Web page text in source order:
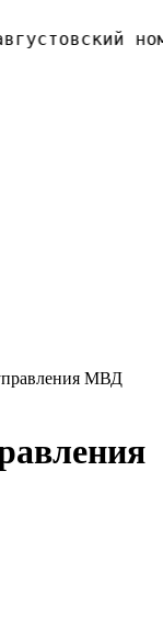
номер
МВД